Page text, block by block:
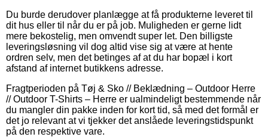
Du burde derudover planlægge at få produkterne leveret til
dit hus eller til når du er på job. Muligheden er gerne lidt
mere bekostelig, men omvendt super let. Den billigste
leveringsløsning vil dog altid vise sig at være at hente
ordren selv, men det betinges af at du har bopæl i kort
afstand af internet butikkens adresse.
Fragtperioden på Tøj & Sko // Beklædning – Outdoor Herre
// Outdoor T-Shirts – Herre er ualmindeligt bestemmende når
du mangler din pakke inden for kort tid, så med det formål er
det jo relevant at vi tjekker det anslåede leveringstidspunkt
på den respektive vare.